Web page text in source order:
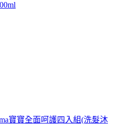
寶寶全面呵護四入組(洗髮沐